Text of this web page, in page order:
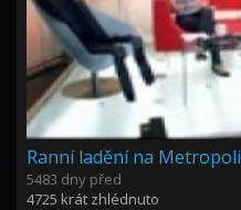
Ranní ladění na
5483 dny před
4725 krát zhlédnuto